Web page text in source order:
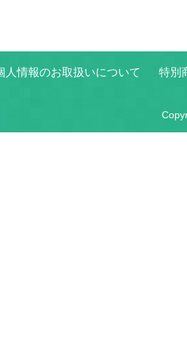
人情報のお取扱いについて 特別